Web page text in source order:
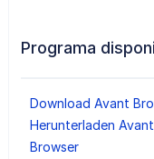
Programa
Download Avant
Herunterladen Avant
Browser